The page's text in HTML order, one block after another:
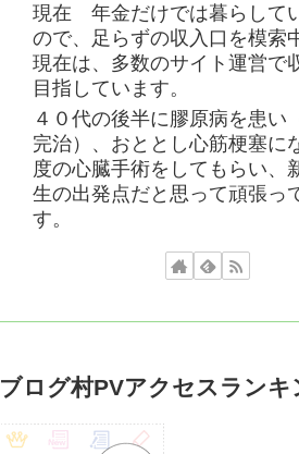
現在 年金だけでは暮らして
ので、足らずの収入口を模索
現在は、多数のサイト運営で
目指しています。
４０代の後半に膠原病を患い
完治）、おととし心筋梗塞に
度の心臓手術をしてもらい、
生の出発点だと思って頑張っ
す。
ブログ村PVアクセスランキ